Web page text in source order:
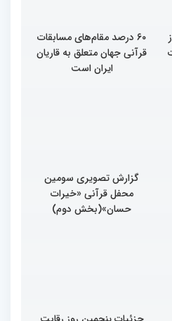
۶۰ درصد مقام‌های مسابقات
گزارش تصویری سومین